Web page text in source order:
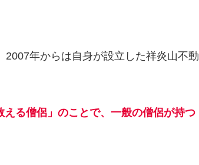
年からは自身が設立した祥炎山不動
る僧侶」のことで、一般の僧侶が持つ